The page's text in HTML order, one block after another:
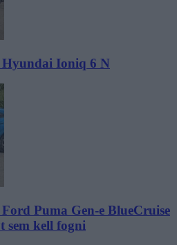
Ioniq 6 N
Puma Gen-e BlueCruise
sem kell fogni